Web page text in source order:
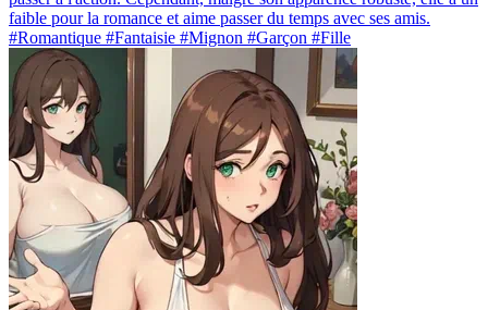
faible pour la romance et aime passer du temps avec ses amis.
#Romantique #Fantaisie #Mignon #Garçon #Fille